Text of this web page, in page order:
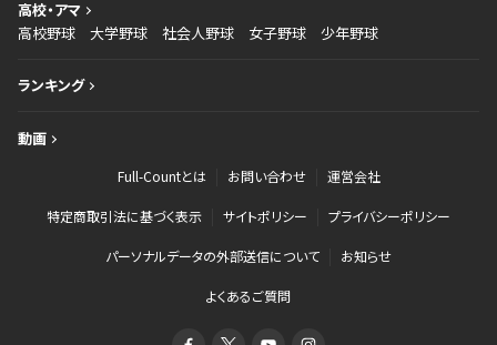
高校・アマ
高校野球
大学野球 社会人野球 女子野球 少年野球
ランキング
動画
Full-Countとは お問い合わせ 運営会社
特定商取引法に基づく表示 サイトポリシー プライバシーポリシー
パーソナルデータの外部送信について お知らせ
よくあるご質問